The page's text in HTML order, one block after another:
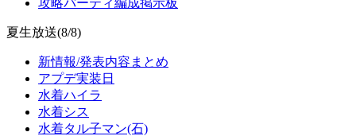
攻略パーティ編成掲示板
夏生放送(8/8)
新情報/発表内容まとめ
アプデ実装日
水着ハイラ
水着シス
水着タル子マン(石)